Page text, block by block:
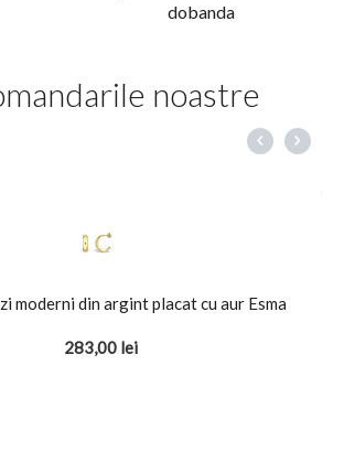
dobanda
noastre
moderni din argint placat cu aur Esma
283,00 lei